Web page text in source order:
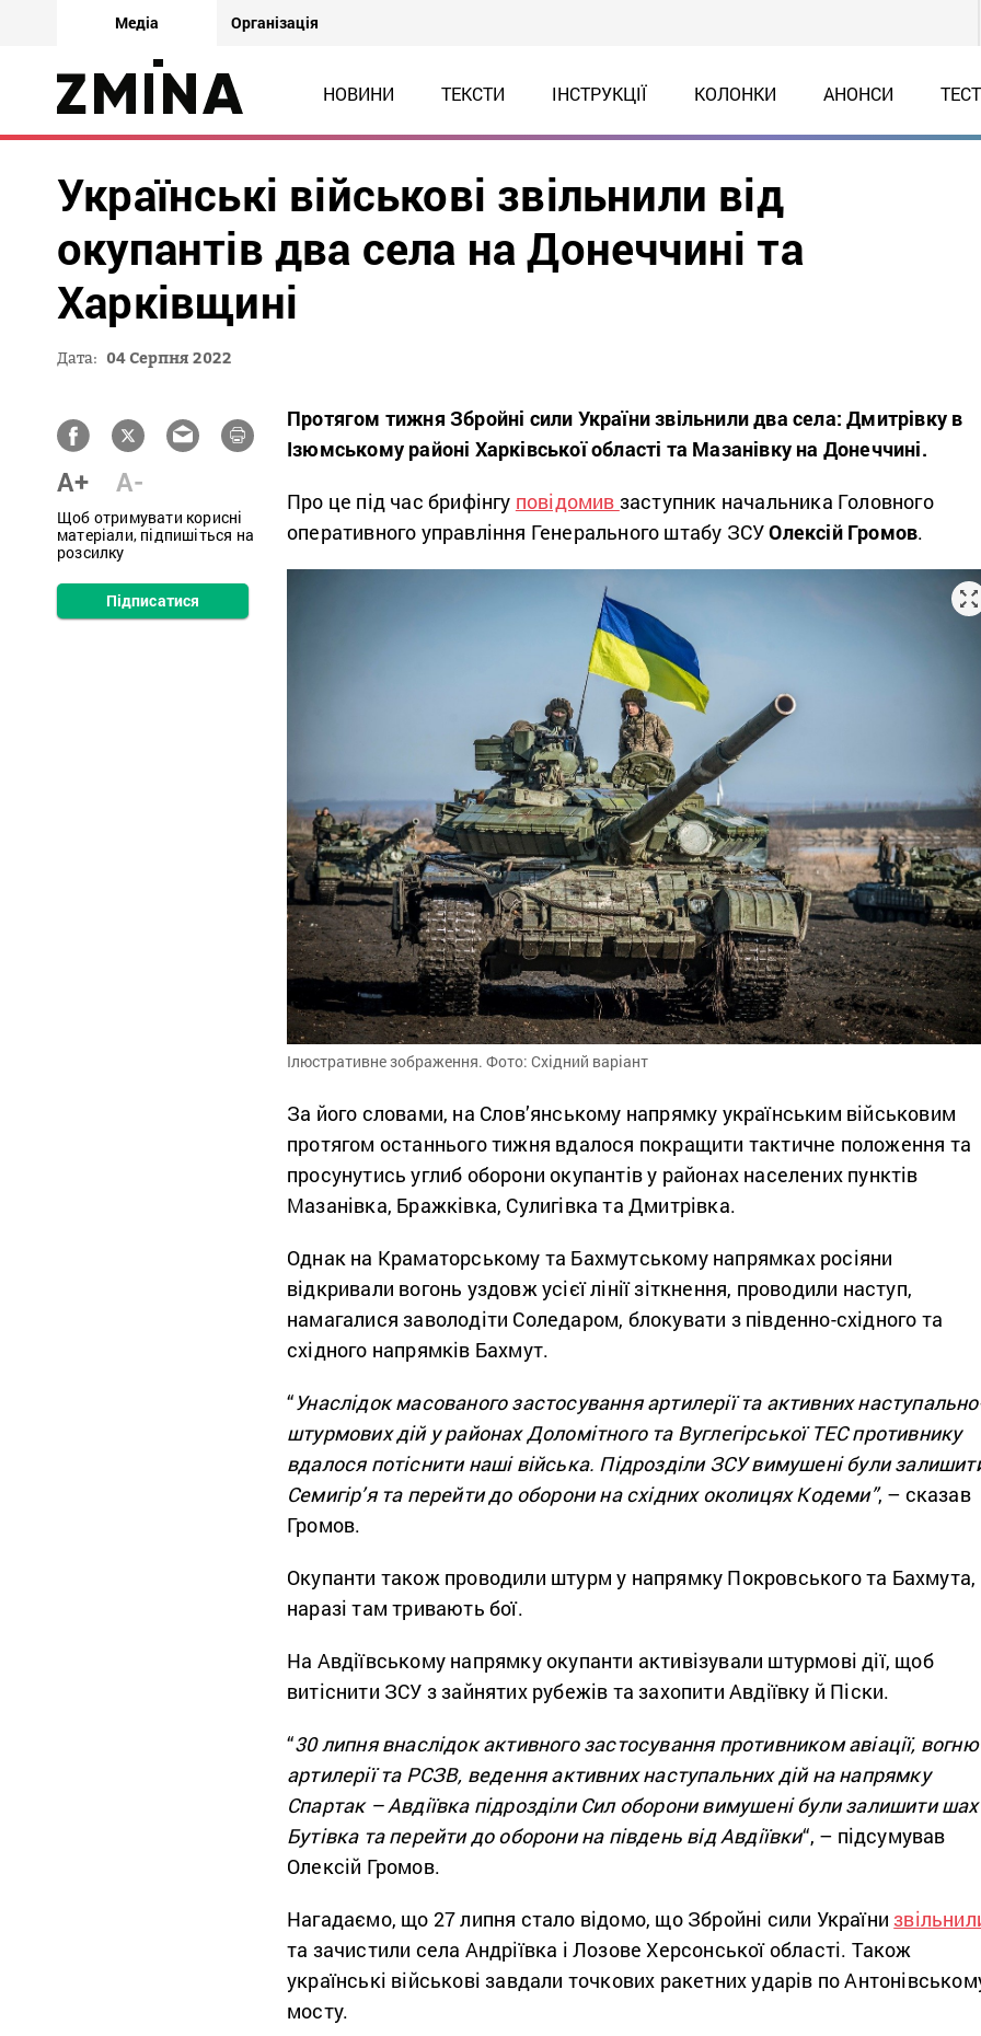
Медіа Організація
НОВИНИ ТЕКСТИ ІНСТРУКЦІЇ КОЛОНКИ АНОНСИ
Українські військові звільнили від
окупантів два села на Донеччині та
Харківщині
Дата: 04 Серпня 2022
A+ A-
Щоб отримувати корисні
матеріали, підпишіться на
розсилку
Підписатися
Протягом тижня Збройні сили України звільнили два села: Дмитрівку в
Ізюмському районі Харківської області та Мазанівку на Донеччині.
Про це під час брифінгу повідомив заступник начальника Головного
оперативного управління Генерального штабу ЗСУОлексій Громов.
Ілюстративне зображення. Фото: Східний варіант
За його словами, на Слов’янському напрямку українським військовим
протягом останнього тижня вдалося покращити тактичне положення та
просунутись углиб оборони окупантів у районах населених пунктів
Мазанівка, Бражківка, Сулигівка та Дмитрівка.
Однак на Краматорському та Бахмутському напрямках росіяни
відкривали вогонь уздовж усієї лінії зіткнення, проводили наступ,
намагалися заволодіти Соледаром, блокувати з південно-східного та
східного напрямків Бахмут.
“Унаслідок масованого застосування артилерії та активних
штурмових дій у районах Доломітного та Вуглегірської ТЕС противнику
вдалося потіснити наші війська. Підрозділи ЗСУ вимушені були
Семигір’я та перейти до оборони на східних околицях Кодеми”, – сказав
Громов.
Окупанти також проводили штурм у напрямку Покровського та Бахмута,
наразі там тривають бої.
На Авдіївському напрямку окупанти активізували штурмові дії, щоб
витіснити ЗСУ з зайнятих рубежів та захопити Авдіївку й Піски.
“30 липня внаслідок активного застосування противником авіації, вогню
артилерії та РСЗВ, ведення активних наступальних дій на напрямку
Спартак – Авдіївка підрозділи Сил оборони вимушені були залишити
Бутівка та перейти до оборони на південь від Авдіївки“, – підсумував
Олексій Громов.
Нагадаємо, що 27 липня стало відомо, що Збройні сили України
та зачистили села Андріївка і Лозове Херсонської області. Також
українські військові завдали точкових ракетних ударів по
мосту.